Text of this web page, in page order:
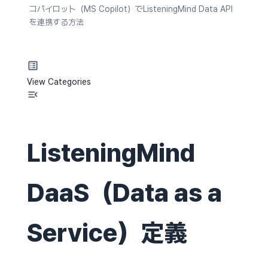
コパイロット（MS Copilot）でListeningMind Data API
を連携する方法
View Categories
ListeningMind
DaaS（Data as a
Service）定義